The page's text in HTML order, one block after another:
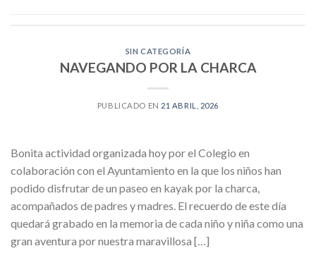
SIN CATEGORÍA
NAVEGANDO POR LA CHARCA
PUBLICADO EN 21 ABRIL, 2026
Bonita actividad organizada hoy por el Colegio en
colaboración con el Ayuntamiento en la que los niños han
podido disfrutar de un paseo en kayak por la charca,
acompañados de padres y madres. El recuerdo de este día
quedará grabado en la memoria de cada niño y niña como una
gran aventura por nuestra maravillosa […]